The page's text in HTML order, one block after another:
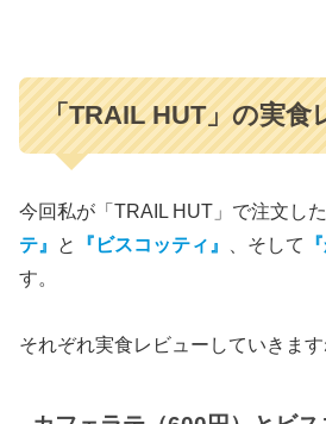
「TRAIL HUT」の実食
今回私が「TRAIL HUT」で注文した
テ』
と 『ビスコッティ』 、そして
す。
それぞれ実食レビューしていきます